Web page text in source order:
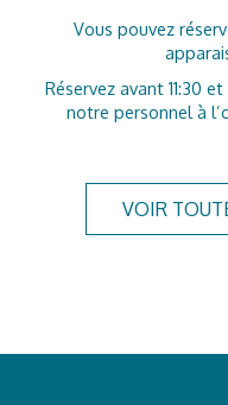
Vous pouvez
Réservez avant 11:30
notre personnel à
VOIR